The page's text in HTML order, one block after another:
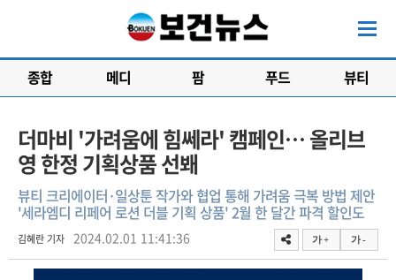
종합 메디 팜 푸드 뷰티
더마비 '가려움에 힘쎄라' 캠페인… 올리브
영 한정 기획상품 선봬
뷰티 크리에이터·일상툰 작가와 협업 통해 가려움 극복 방법 제안
'세라엠디 리페어 로션 더블 기획 상품' 2월 한 달간 파격 할인도
김혜란 기자 2024.02.01 11:41:36 가 + 가 -